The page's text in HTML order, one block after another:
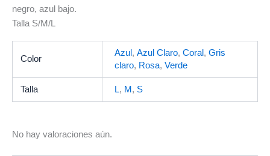
negro, azul bajo.
Talla S/M/L
Color
Azul , Azul Claro, Coral, Gris
claro, Rosa, Verde
Talla L, M , S
No hay valoraciones aún.